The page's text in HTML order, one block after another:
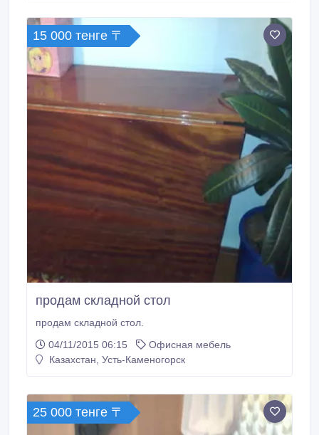
15 000 тенге 〒
продам складной стол
продам складной стол.
04/11/2015 06:15
Офисная мебель
Казахстан, Усть-Каменогорск
25 000 тенге 〒